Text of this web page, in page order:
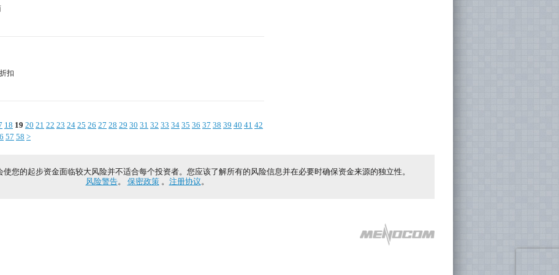
扣
18 19 20 21 22 23 24 25 26 27 28 29 30 31 32 33 34 35 36 37 38 39 40 41 42
57 58 >
您的起步资金面临较大风险并不适合每个投资者。您应该了解所有的风险信息并在必要时确保资金来源的独立性。
风险警告。 保密政策。 注册协议。